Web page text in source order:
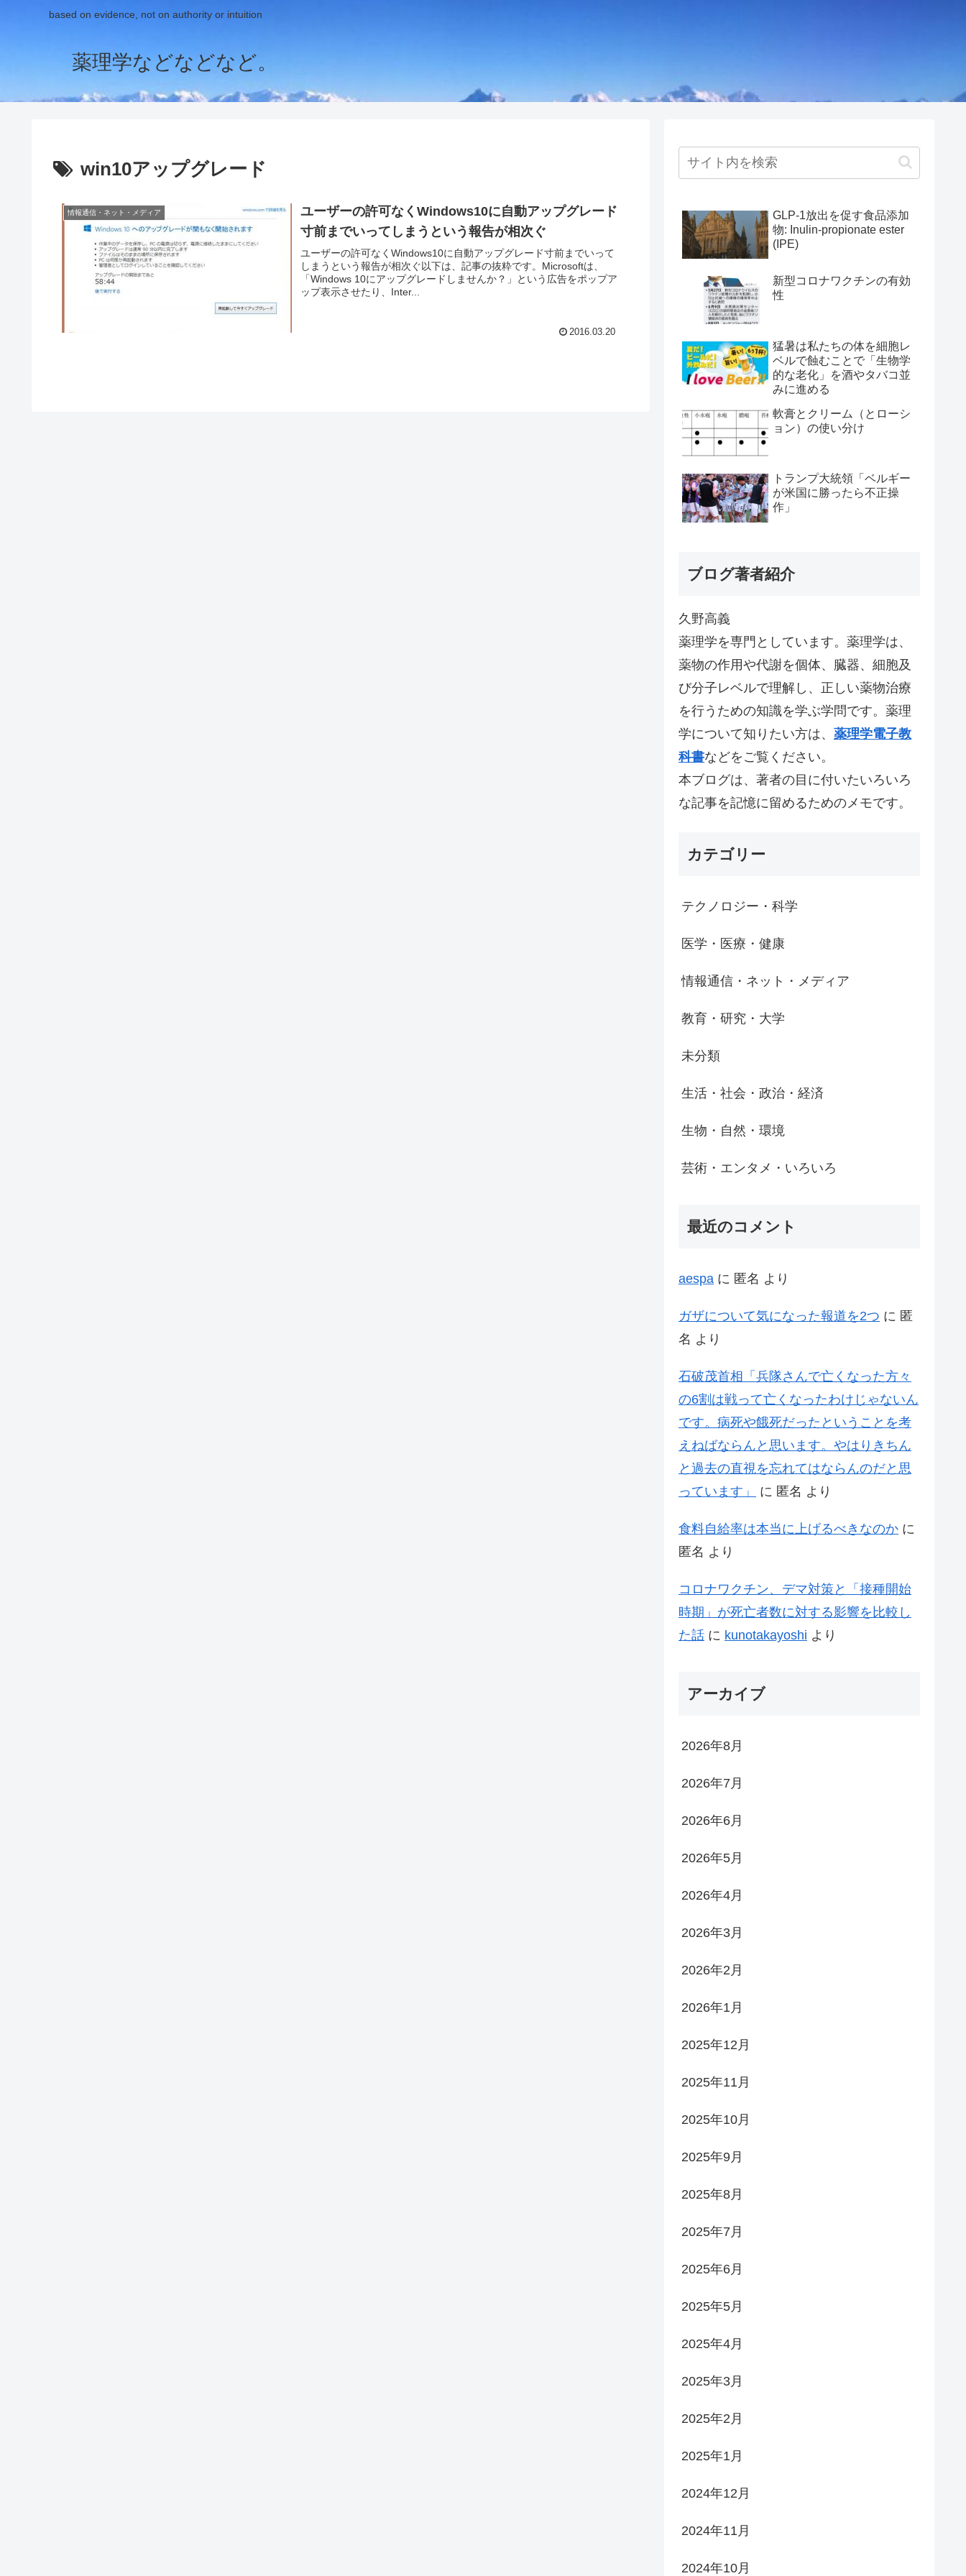
based on evidence, not on authority or intuition
薬理学などなどなど。
win10アップグレード
情報通信・ネット・メディア
ユーザーの許可なくWindows10に自動アップグレード
寸前までいってしまうという報告が相次ぐ
ユーザーの許可なくWindows10に自動アップグレード寸前までいって
しまうという報告が相次ぐ以下は、記事の抜粋です。Microsoftは、
「Windows 10にアップグレードしませんか？」という広告をポップア
ップ表示させたり、Inter...
2016.03.20
GLP-1放出を促す食品添加
物: Inulin-propionate ester
(IPE)
新型コロナワクチンの有効
性
猛暑は私たちの体を細胞レ
ベルで蝕むことで「生物学
的な老化」を酒やタバコ並
みに進める
軟膏とクリーム（とローシ
ョン）の使い分け
トランプ大統領「ベルギー
が米国に勝ったら不正操
作」
ブログ著者紹介
久野高義
薬理学を専門としています。薬理学は、
薬物の作用や代謝を個体、臓器、細胞及
び分子レベルで理解し、正しい薬物治療
を行うための知識を学ぶ学問です。薬理
学について知りたい方は、 薬理学電子教
科書などをご覧ください。
本ブログは、著者の目に付いたいろいろ
な記事を記憶に留めるためのメモです。
カテゴリー
テクノロジー・科学
医学・医療・健康
情報通信・ネット・メディア
教育・研究・大学
未分類
生活・社会・政治・経済
生物・自然・環境
芸術・エンタメ・いろいろ
最近のコメント
aespa に 匿名 より
ガザについて気になった報道を2つ に 匿
名 より
石破茂首相「兵隊さんで亡くなった方々
の6割は戦って亡くなったわけじゃないん
です。病死や餓死だったということを考
えねばならんと思います。やはりきちん
と過去の直視を忘れてはならんのだと思
っています」
に 匿名 より
食料自給率は本当に上げるべきなのか に
匿名 より
コロナワクチン、デマ対策と「接種開始
時期」が死亡者数に対する影響を比較し
た話 に kunotakayoshi より
アーカイブ
2026年8月
2026年7月
2026年6月
2026年5月
2026年4月
2026年3月
2026年2月
2026年1月
2025年12月
2025年11月
2025年10月
2025年9月
2025年8月
2025年7月
2025年6月
2025年5月
2025年4月
2025年3月
2025年2月
2025年1月
2024年12月
2024年11月
2024年10月